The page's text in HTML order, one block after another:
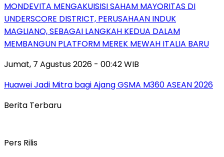
MONDEVITA MENGAKUISISI SAHAM MAYORITAS DI
UNDERSCORE DISTRICT, PERUSAHAAN INDUK
MAGLIANO, SEBAGAI LANGKAH KEDUA DALAM
MEMBANGUN PLATFORM MEREK MEWAH ITALIA BARU
Jumat, 7 Agustus 2026 - 00:42 WIB
Huawei Jadi Mitra bagi Ajang GSMA M360 ASEAN 2026
Berita Terbaru
Pers Rilis